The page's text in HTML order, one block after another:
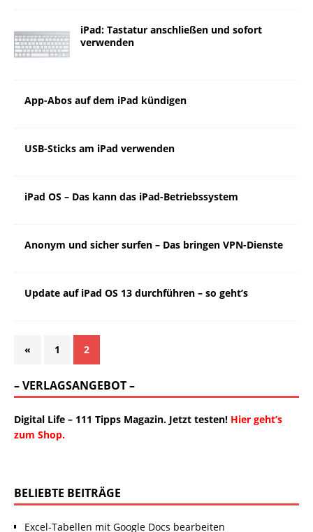
iPad: Tastatur anschließen und sofort
verwenden
App-Abos auf dem iPad kündigen
USB-Sticks am iPad verwenden
iPad OS – Das kann das iPad-Betriebssystem
Anonym und sicher surfen – Das bringen VPN-Dienste
Update auf iPad OS 13 durchführen – so geht’s
« 1 2
– VERLAGSANGEBOT –
Digital Life – 111 Tipps Magazin. Jetzt testen! Hier geht’s
zum Shop.
BELIEBTE BEITRÄGE
Excel-Tabellen mit Google Docs bearbeiten